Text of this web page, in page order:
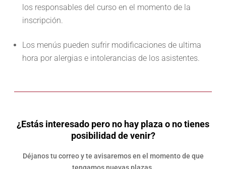
los responsables del curso en el momento de la
inscripción.
Los menús pueden sufrir modificaciones de ultima
hora por alergias e intolerancias de los asistentes.
¿Estás interesado pero no hay plaza o no tienes
posibilidad de venir?
Déjanos tu correo y te avisaremos en el momento de que